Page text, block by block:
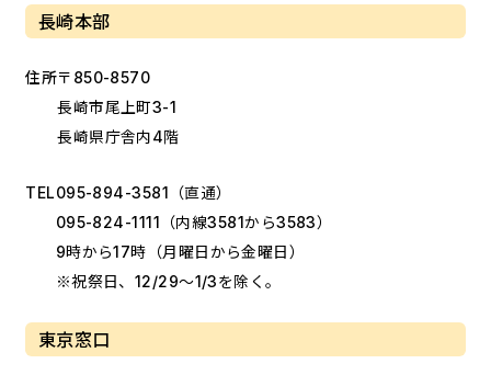
長崎本部
住所〒850-8570
長崎市尾上町3-1
長崎県庁舎内4階
TEL095-894-3581
（直通）
095-824-1111
（内線3581から3583）
9時から17時（月曜日から金曜日）
※祝祭日、12/29～1/3を除く。
東京窓口